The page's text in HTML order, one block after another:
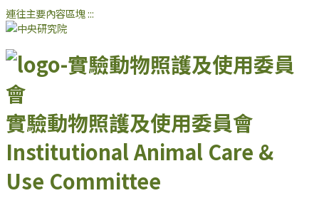
連往主要內容區塊:::
實驗動物照護及使用委員會
Institutional Animal Care &
Use Committee